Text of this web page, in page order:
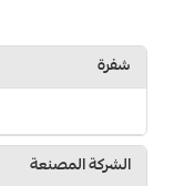
شفرة
الشركة المصنعة